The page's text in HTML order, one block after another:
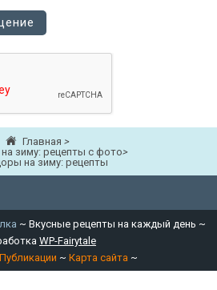
Главная >
зиму: рецепты с фото>
на зиму: рецепты
~ Вкусные рецепты на каждый день ~
WP-Fairytale
Публикации ~ Карта сайта ~